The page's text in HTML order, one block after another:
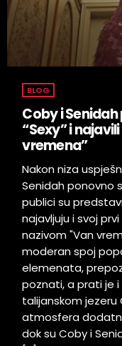
BLOG
Coby i
“Sexy” i
vremena”
Nakon niza
Senidah ponovno
publici su
najavljuju i svoj
nazivom "Van
moderan spoj
elemenata,
poznati, a prati je
talijanskom jezeru
atmosfera
dok su Coby i